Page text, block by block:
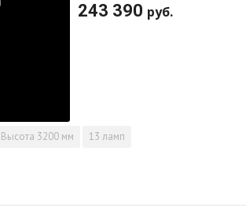
243 390 руб.
Высота 3200 мм 13 ламп